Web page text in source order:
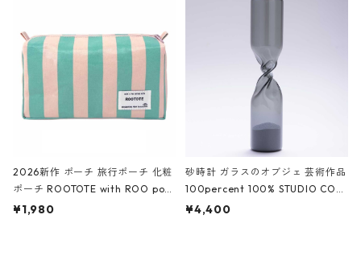
ーガンディー、オフホワイト
2026新作 ポーチ 旅行ポーチ 化粧
ポーチ ROOTOTE with ROO pou
ch 3532 ルートート WR.ポーチ.ラ
¥1,980
砂時計 ガラスのオブジェ 芸術作品
100percent 100% STUDIO COH
AKU Timeless 100パーセント ス
¥4,400